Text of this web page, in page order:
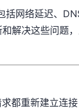
网络延迟、
解决这些问题
重新建立连接